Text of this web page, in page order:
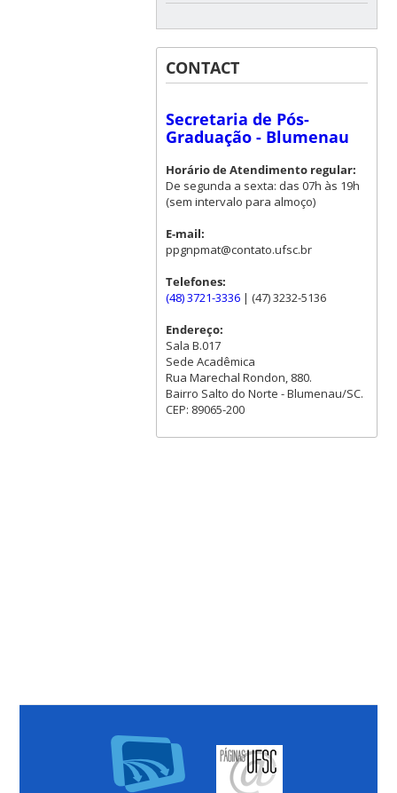
CONTACT
Secretaria de Pós-
Graduação - Blumenau
Horário de Atendimento regular:
De segunda a sexta: das 07h às 19h
(sem intervalo para almoço)
E-mail:
ppgnpmat@contato.ufsc.br
Telefones:
(48) 3721-3336| (47) 3232-5136
Endereço:
Sala B.017
Sede Acadêmica
Rua Marechal Rondon, 880.
Bairro Salto do Norte - Blumenau/SC.
CEP: 89065-200